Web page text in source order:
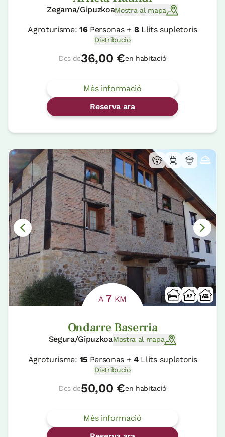
Zegama/GipuzkoaMostra al mapa
Agroturisme:16Personas + 8Llits supletoris
Distribució
Des de36,00 €en habitació
Més informació
Reserva ara
A7 KM
Ondarre Baserria
Segura/GipuzkoaMostra al mapa
Agroturisme: 15Personas +4Llits supletoris
Distribució
Des de50,00 €en habitació
Més informació